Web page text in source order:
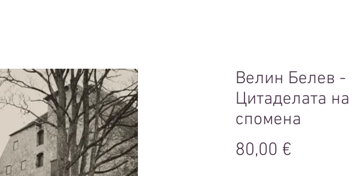
Велин Белев -
Цитаделата на
спомена
80,00 €